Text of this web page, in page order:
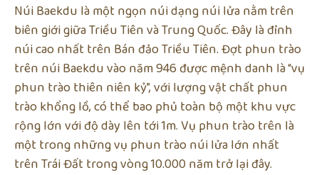
Núi Baekdu là một ngọn núi dạng núi lửa nằm trên
biên giới giữa Triều Tiên và Trung Quốc. Đây là đỉnh
núi cao nhất trên Bán đảo Triều Tiên. Đợt phun trào
trên núi Baekdu vào năm 946 được mệnh danh là “vụ
phun trào thiên niên kỷ”, với lượng vật chất phun
trào khổng lồ, có thể bao phủ toàn bộ một khu vực
rộng lớn với độ dày lên tới 1m. Vụ phun trào trên là
một trong những vụ phun trào núi lửa lớn nhất
trên Trái Đất trong vòng 10.000 năm trở lại đây.